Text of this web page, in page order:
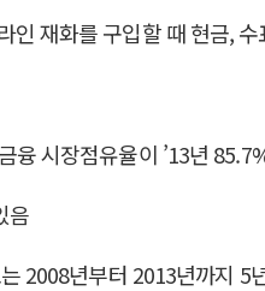
인 재화를 구입할 때 현금,
시장점유율이 ’13년
음
2008년부터 2013년까지